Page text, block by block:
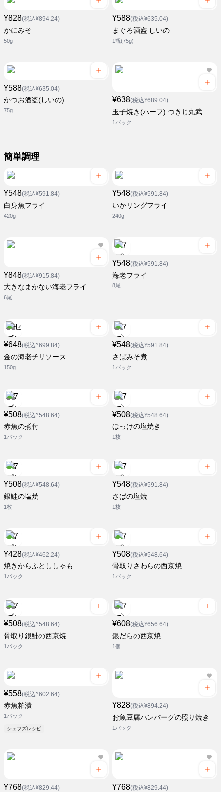
¥828(税込¥894.24)
かにみそ
50g
¥588(税込¥635.04)
まぐろ酒盗 しいの
1瓶(75g)
¥588(税込¥635.04)
かつお酒盗(しいの)
75g
¥638(税込¥689.04)
玉子焼き(ハーフ) つきじ丸武
1パック
簡単調理
¥548(税込¥591.84)
白身魚フライ
420g
¥548(税込¥591.84)
いかリングフライ
240g
¥848(税込¥915.84)
大きなまかない海老フライ
6尾
¥548(税込¥591.84)
海老フライ
8尾
¥648(税込¥699.84)
金の海老チリソース
150g
¥548(税込¥591.84)
さばみそ煮
1パック
¥508(税込¥548.64)
赤魚の煮付
1パック
¥508(税込¥548.64)
ほっけの塩焼き
1枚
¥508(税込¥548.64)
銀鮭の塩焼
1枚
¥548(税込¥591.84)
さばの塩焼
1枚
¥428(税込¥462.24)
焼きからふとししゃも
1パック
¥508(税込¥548.64)
骨取りさわらの西京焼
1パック
¥508(税込¥548.64)
骨取り銀鮭の西京焼
1パック
¥608(税込¥656.64)
銀だらの西京焼
1個
¥558(税込¥602.64)
赤魚粕漬
1パック
シェフズレシピ
¥828(税込¥894.24)
お魚豆腐ハンバーグの照り焼き
1パック
¥768(税込¥829.44) ¥768(税込¥829.44)